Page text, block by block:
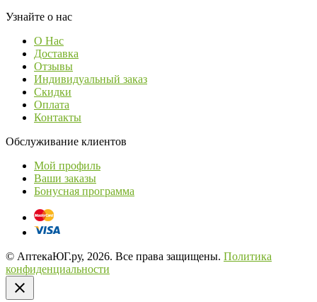
Узнайте о нас
О Нас
Доставка
Отзывы
Индивидуальный заказ
Скидки
Оплата
Контакты
Обслуживание клиентов
Мой профиль
Ваши заказы
Бонусная программа
© АптекаЮГ.ру, 2026. Все права защищены. Политика
конфиденциальности